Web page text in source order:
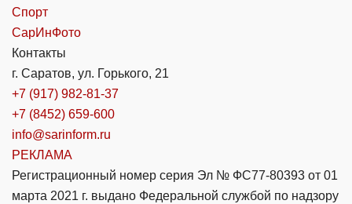
Спорт
СарИнФото
Контакты
г. Саратов, ул. Горького, 21
+7 (917) 982-81-37
+7 (8452) 659-600
info@sarinform.ru
РЕКЛАМА
Регистрационный номер серия Эл № ФС77-80393 от 01
марта 2021 г. выдано Федеральной службой по надзору